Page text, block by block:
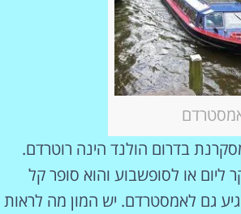
בדרום הולנד הינה רוטרדם.
ליום או לסופשבוע והוא סופר קל
גם לאמסטרדם. יש המון מה לראות